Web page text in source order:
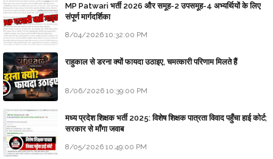
MP Patwari भर्ती 2026 और समूह-2 उपसमूह-4 अभ्यर्थियों के लिए
संपूर्ण मार्गदर्शिका
8/04/2026 10:32:00 PM
राहुकाल से डरना क्यों फायदा उठाइए, चमत्कारी परिणाम मिलते हैं
8/06/2026 10:39:00 PM
मध्य प्रदेश शिक्षक भर्ती 2025: विशेष शिक्षक पात्रता विवाद पहुँचा हाई कोर्ट;
सरकार से माँगा जवाब
8/05/2026 10:49:00 PM